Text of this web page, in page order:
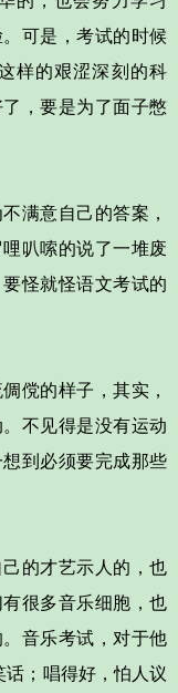
可是，考试的时候
样的艰涩深刻的科
，要是为了面子憋
满意自己的答案，
叭嗦的说了一堆废
怪就怪语文考试的
傥的样子，其实，
不见得是没有运动
到必须要完成那些
的才艺示人的，也
很多音乐细胞，也
音乐考试，对于他
；唱得好，怕人议